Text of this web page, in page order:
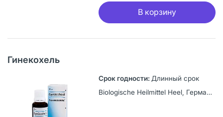
В корзину
Гинекохель
Длинный срок
Biologische Heilmittel Heel, Германия